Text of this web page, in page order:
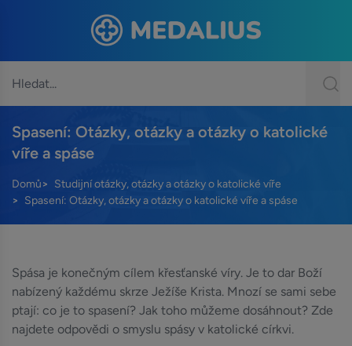
Spasení: Otázky, otázky a otázky o katolické
víře a spáse
Domů
Studijní otázky, otázky a otázky o katolické víře
Spasení: Otázky, otázky a otázky o katolické víře a spáse
Spása je konečným cílem křesťanské víry. Je to dar Boží
nabízený každému skrze Ježíše Krista. Mnozí se sami sebe
ptají: co je to spasení? Jak toho můžeme dosáhnout? Zde
najdete odpovědi o smyslu spásy v katolické církvi.